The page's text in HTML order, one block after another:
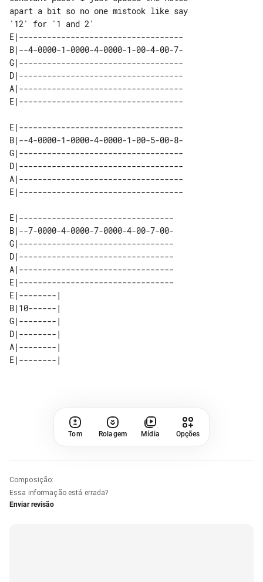
apart a bit so no one mistook like say
E|-----------------------------------
B|--4-0000-1-0000-4-0000-1-00-4-00-7-
G|-----------------------------------
D|-----------------------------------
A|-----------------------------------
E|-----------------------------------
B|--4-0000-1-0000-4-0000-1-00-5-00-8-
G|-----------------------------------
D|-----------------------------------
A|-----------------------------------
E|---------------------------------
B|--7-0000-4-0000-7-0000-4-00-7-00-
G|---------------------------------
D|---------------------------------
A|---------------------------------
E|---------------------------------
E|--------|
B|10------|
G|--------|
D|--------|
A|--------|
Tom Rolagem Mídia Opções
Composição:
Essa informação está errada?
Enviar revisão